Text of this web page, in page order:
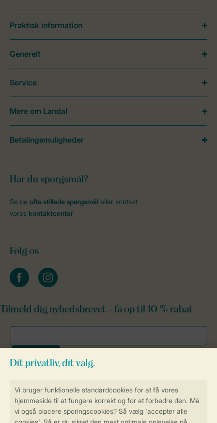
Sikker og hurtig online booking
Sikker datahåndtering
Har du spørgsmål?
Se de ofte stillede spørgsmål eller kontakt
vores kontaktcenter
Følg os
facebookinstagram
Tilmeld dig nyhedsbrevet - få op til 10 % rabat
Praktisk information
Generelt
Service
Mere om Landal
Betalingsmuligheder